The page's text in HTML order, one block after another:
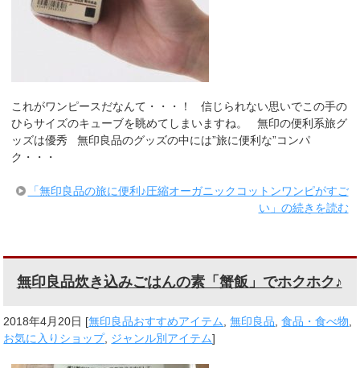
これがワンピースだなんて・・・！ 信じられない思いでこの手の
ひらサイズのキューブを眺めてしまいますね。 無印の便利系旅グ
ッズは優秀 無印良品のグッズの中には”旅に便利な”コンパ
ク・・・
「無印良品の旅に便利♪圧縮オーガニックコットンワンピがすご
い」の続きを読む
無印良品炊き込みごはんの素「蟹飯」でホクホク♪
2018年4月20日 [無印良品おすすめアイテム,無印良品,食品・食べ物,
お気に入りショップ, ジャンル別アイテム]